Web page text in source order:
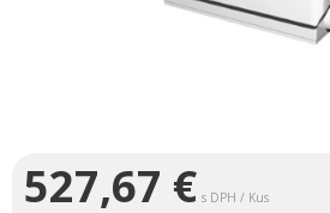
527,67 € s DPH / Kus